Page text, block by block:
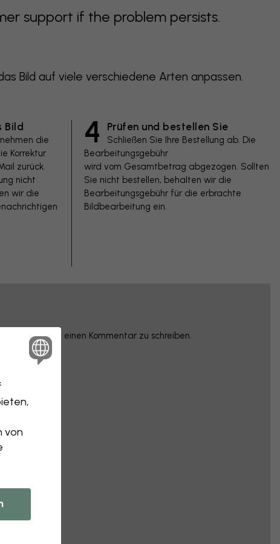
support if the problem persists.
Bild auf viele verschiedene Arten anpassen.
Bild
die
Korrektur
zurück.
nicht
wir die
4 Prüfen und bestellen Sie
Schließen Sie Ihre Bestellung ab. Die
Bearbeitungsgebühr
wird vom Gesamtbetrag abgezogen. Sollten
Sie nicht bestellen, behalten wir die
Bearbeitungsgebühr für die erbrachte
Bildbearbeitung ein.
und einen Kommentar zu schreiben.
von